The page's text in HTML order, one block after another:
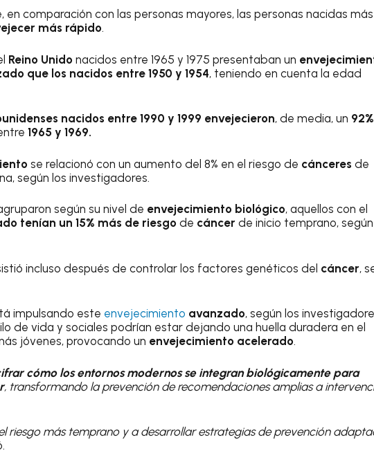
en comparación con las personas mayores, las personas nacidas más
más rápido.
Reino Unido nacidos entre 1965 y 1975 presentaban un
que los nacidos entre 1950 y 1954, teniendo en cuenta la edad
nacidos entre 1990 y 1999 envejecieron, de media, un 92%
1965 y 1969.
se relacionó con un aumento del 8% en el riesgo de cánceres de
según los investigadores.
según su nivel de envejecimiento biológico, aquellos con el
tenían un 15% más de riesgo de cáncer de inicio temprano, según
incluso después de controlar los factores genéticos del cáncer,
impulsando este envejecimiento avanzado, según los
de vida y sociales podrían estar dejando una huella duradera en el
jóvenes, provocando un envejecimiento acelerado.
cómo los entornos modernos se integran biológicamente para
, transformando la prevención de recomendaciones amplias a
riesgo más temprano y a desarrollar estrategias de prevención